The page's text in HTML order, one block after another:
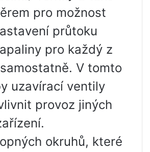
pro možnost
průtoku
pro každý z
V tomto
uzavírací ventily
provoz jiných
okruhů, které